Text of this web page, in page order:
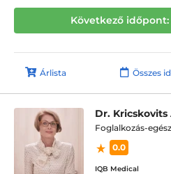
Következő időpont:
Árlista Összes
Dr. Kricskovits
Foglalkozás-
0.0
IQB Medical